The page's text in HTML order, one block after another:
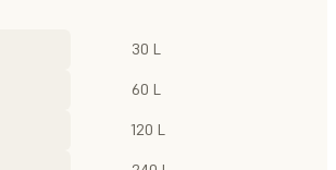
30 L
60 L
120 L